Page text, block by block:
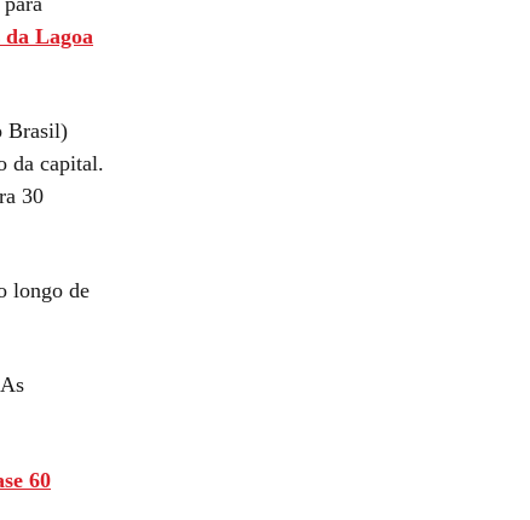
da Lagoa
Brasil)
da capital.
30
longo de
60